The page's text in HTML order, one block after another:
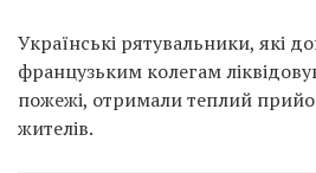
Українські рятувальники, які
французьким колегам
пожежі, отримали теплий
жителів.